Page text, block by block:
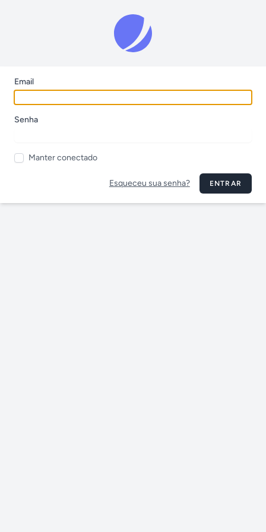
Email
Senha
Manter conectado
Esqueceu sua senha? ENTRAR